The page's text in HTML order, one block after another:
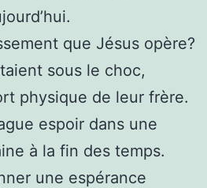
que Jésus opère?
sous le choc,
physique de leur frère.
espoir dans une
à la fin des temps.
une espérance